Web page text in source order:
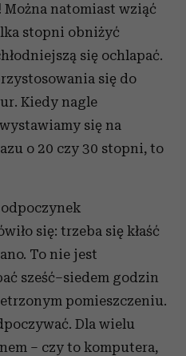
natomiast wziąć
stopni obniżyć
się ochlapać.
się do
Kiedy nagle
się na
o 20 czy 30 stopni, to
się: trzeba się kłaść
To nie jest
sześć–siedem godzin
pomieszczeniu.
Dla wielu
– czy to komputera,